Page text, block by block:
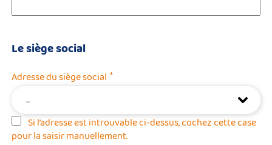
Le siège social
Adresse du siège social *
...
Si l’adresse est introuvable ci-dessus, cochez cette case
pour la saisir manuellement.